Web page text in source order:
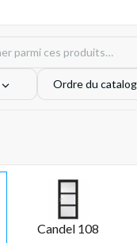
Candel 108